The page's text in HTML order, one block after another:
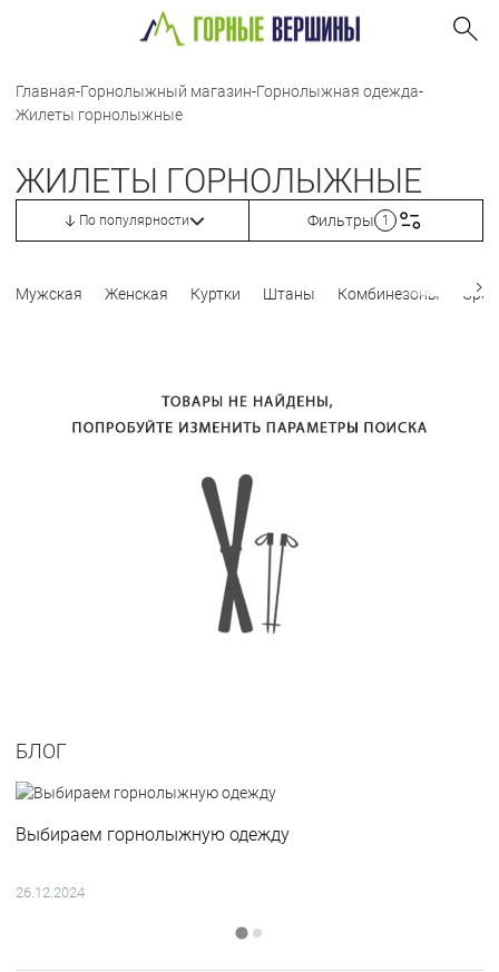
Главная-Горнолыжный магазин-Горнолыжная одежда-
Жилеты горнолыжные
ЖИЛЕТЫ ГОРНОЛЫЖНЫЕ
По популярности Фильтры 1
Мужская Женская Куртки Штаны Комбинезоны
БЛОГ
Выбираем горнолыжную одежду
26.12.2024